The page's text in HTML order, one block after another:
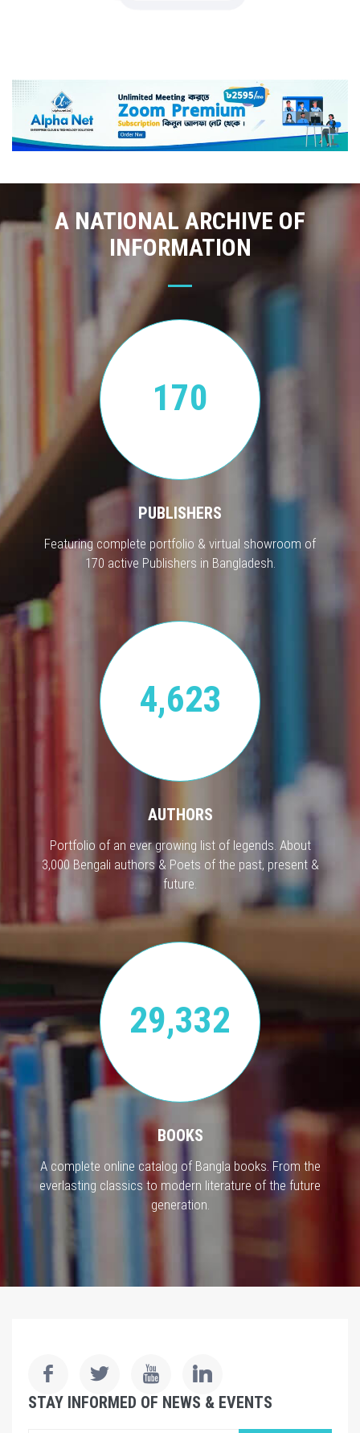
A NATIONAL ARCHIVE OF
INFORMATION
170
PUBLISHERS
Featuring complete portfolio & virtual showroom of
170 active Publishers in Bangladesh.
4,623
AUTHORS
Portfolio of an ever growing list of legends. About
3,000 Bengali authors & Poets of the past, present &
future.
29,332
BOOKS
A complete online catalog of Bangla books. From the
everlasting classics to modern literature of the future
generation.
STAY INFORMED OF NEWS & EVENTS